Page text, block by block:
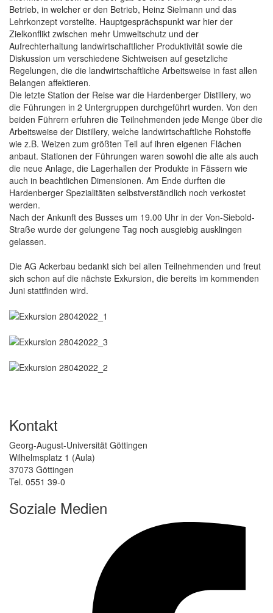
Betrieb, in welcher er den Betrieb, Heinz Sielmann und das
Lehrkonzept vorstellte. Hauptgesprächspunkt war hier der
Zielkonflikt zwischen mehr Umweltschutz und der
Aufrechterhaltung landwirtschaftlicher Produktivität sowie die
Diskussion um verschiedene Sichtweisen auf gesetzliche
Regelungen, die die landwirtschaftliche Arbeitsweise in fast allen
Belangen affektieren.
Die letzte Station der Reise war die Hardenberger Distillery, wo
die Führungen in 2 Untergruppen durchgeführt wurden. Von den
beiden Führern erfuhren die Teilnehmenden jede Menge über die
Arbeitsweise der Distillery, welche landwirtschaftliche Rohstoffe
wie z.B. Weizen zum größten Teil auf ihren eigenen Flächen
anbaut. Stationen der Führungen waren sowohl die alte als auch
die neue Anlage, die Lagerhallen der Produkte in Fässern wie
auch in beachtlichen Dimensionen. Am Ende durften die
Hardenberger Spezialitäten selbstverständlich noch verkostet
werden.
Nach der Ankunft des Busses um 19.00 Uhr in der Von-Siebold-
Straße wurde der gelungene Tag noch ausgiebig ausklingen
gelassen.
Die AG Ackerbau bedankt sich bei allen Teilnehmenden und freut
sich schon auf die nächste Exkursion, die bereits im kommenden
Juni stattfinden wird.
Kontakt
Georg-August-Universität Göttingen
Wilhelmsplatz 1 (Aula)
37073 Göttingen
Tel. 0551 39-0
Soziale Medien